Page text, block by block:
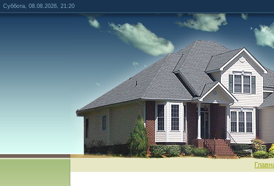
Суббота, 08.08.2026, 21:20